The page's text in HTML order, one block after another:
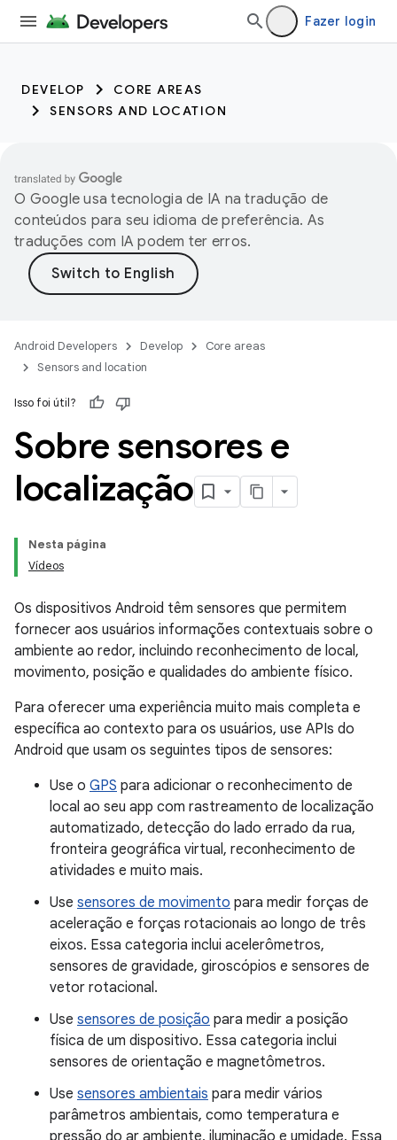
Fazer login
DEVELOP
CORE AREAS
SENSORS AND LOCATION
O Google usa tecnologia de IA na tradução de
conteúdos para seu idioma de preferência. As
traduções com IA podem ter erros.
Android Developers Develop
Core areas
Sensors and location
Isso foi útil?
Sobre sensores e
localização
Nesta página
Vídeos
Os dispositivos Android têm sensores que permitem
fornecer aos usuários informações contextuais sobre o
ambiente ao redor, incluindo reconhecimento de local,
movimento, posição e qualidades do ambiente físico.
Para oferecer uma experiência muito mais completa e
específica ao contexto para os usuários, use APIs do
Android que usam os seguintes tipos de sensores:
Use o GPS para adicionar o reconhecimento de
local ao seu app com rastreamento de localização
automatizado, detecção do lado errado da rua,
fronteira geográfica virtual, reconhecimento de
atividades e muito mais.
Use sensores de movimento para medir forças de
aceleração e forças rotacionais ao longo de três
eixos. Essa categoria inclui acelerômetros,
sensores de gravidade, giroscópios e sensores de
vetor rotacional.
Use sensores de posição para medir a posição
física de um dispositivo. Essa categoria inclui
sensores de orientação e magnetômetros.
Use sensores ambientais para medir vários
parâmetros ambientais, como temperatura e
pressão do ar ambiente, iluminação e umidade. Essa